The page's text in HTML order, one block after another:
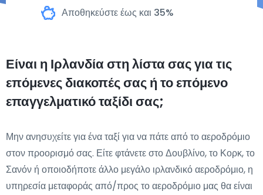
Αποθηκεύστε έως και 35%
Είναι η Ιρλανδία στη λίστα σας για τις
επόμενες διακοπές σας ή το επόμενο
επαγγελματικό ταξίδι σας;
Μην ανησυχείτε για ένα ταξί για να πάτε από το αεροδρόμιο
στον προορισμό σας. Είτε φτάνετε στο Δουβλίνο, το Κορκ, το
Σανόν ή οποιοδήποτε άλλο μεγάλο ιρλανδικό αεροδρόμιο, η
υπηρεσία μεταφοράς από/προς το αεροδρόμιο μας θα είναι